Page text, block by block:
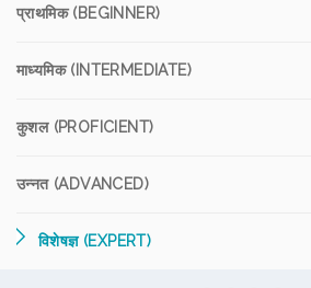
प्राथमिक (BEGINNER)
माध्यमिक (INTERMEDIATE)
कुशल (PROFICIENT)
उन्नत (ADVANCED)
विशेषज्ञ (EXPERT)